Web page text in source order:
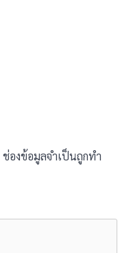
ช่องข้อมูลจำเป็นถูกทำ